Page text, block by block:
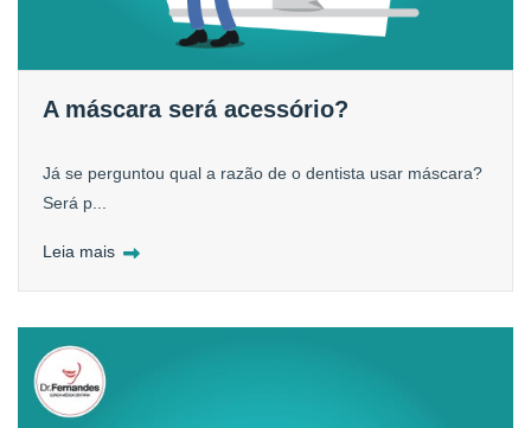
A máscara será acessório?
Já se perguntou qual a razão de o dentista usar máscara?
Será p...
Leia mais